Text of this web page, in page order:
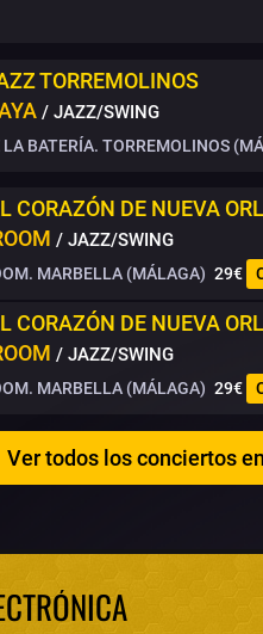
TORREMOLINOS
/ JAZZ/SWING
LA BATERÍA. TORREMOLINOS
CORAZÓN DE NUEVA
/ JAZZ/SWING
MARBELLA (MÁLAGA) 29€
CORAZÓN DE NUEVA
/ JAZZ/SWING
MARBELLA (MÁLAGA) 29€
Ver todos los conciertos